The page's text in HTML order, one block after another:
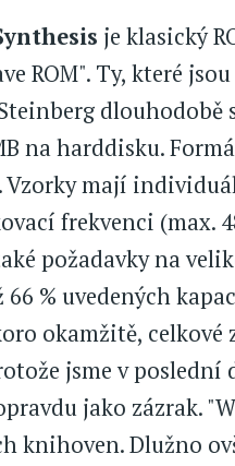
je klasický
ROM". Ty, které
dlouhodobě
na harddisku.
Vzorky mají
frekvenci (max.
požadavky na
66 % uvedených
okamžitě, celkové
jsme v poslední
jako zázrak.
knihoven. Dlužno